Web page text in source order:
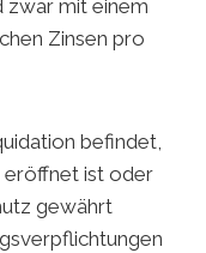
zwar mit einem
Zinsen pro
befindet,
eröffnet ist oder
gewährt